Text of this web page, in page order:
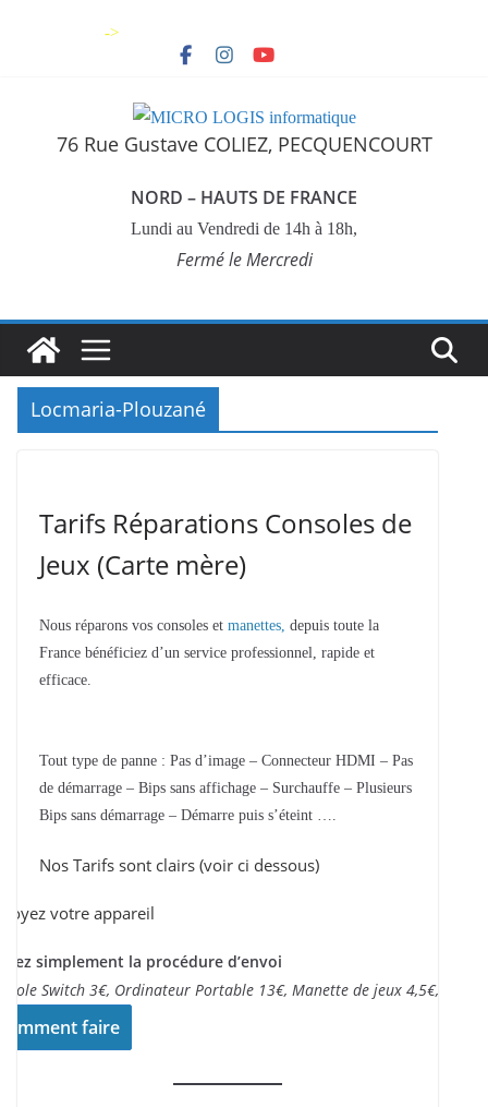
->
76 Rue Gustave COLIEZ, PECQUENCOURT
NORD – HAUTS DE FRANCE
Lundi au Vendredi de 14h à 18h,
Fermé le Mercredi
Locmaria-Plouzané
Tarifs Réparations Consoles de
Jeux (Carte mère)
Nous réparons vos consoles et manettes, depuis toute la
France bénéficiez d’un service professionnel, rapide et
efficace.
Tout type de panne : Pas d’image – Connecteur HDMI – Pas
de démarrage – Bips sans affichage – Surchauffe – Plusieurs
Bips sans démarrage – Démarre puis s’éteint ….
Nos Tarifs sont clairs (voir ci dessous)
votre appareil
simplement la procédure d’envoi
Switch 3€, Ordinateur Portable 13€, Manette de jeux 4,5€,..
faire